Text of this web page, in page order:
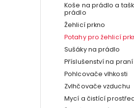
Koše na prádlo a
prádlo
Žehlicí prkno
Potahy pro žehlicí
Sušáky na prádlo
Příslušenství na praní
Pohlcovače vlhkosti
Zvlhčovače vzduchu
Mycí a čistící